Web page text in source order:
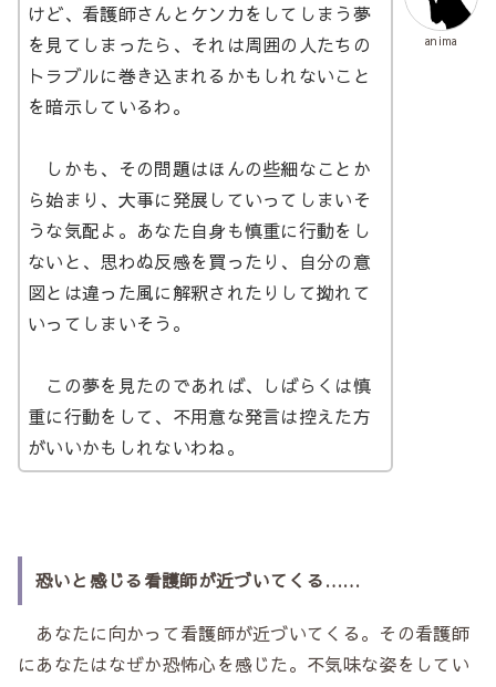
anima
けど、看護師さんとケンカをしてしまう夢
を見てしまったら、それは周囲の人たちの
トラブルに巻き込まれるかもしれないこと
を暗示しているわ。
しかも、その問題はほんの些細なことか
ら始まり、大事に発展していってしまいそ
うな気配よ。あなた自身も慎重に行動をし
ないと、思わぬ反感を買ったり、自分の意
図とは違った風に解釈されたりして拗れて
いってしまいそう。
この夢を見たのであれば、しばらくは慎
重に行動をして、不用意な発言は控えた方
がいいかもしれないわね。
恐いと感じる看護師が近づいてくる……
あなたに向かって看護師が近づいてくる。その看護師
にあなたはなぜか恐怖心を感じた。不気味な姿をしてい